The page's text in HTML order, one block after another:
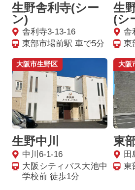
生野舎利寺(シー
ン)
舎利寺3-13-16
東部市場前駅 車で5分
生
(シ
舎
東
大阪市生野区
生野中川
中川6-1-16
大阪シティバス大池中
学校前 徒歩1分
大阪
東
田
東